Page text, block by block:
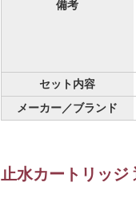
備考
セット内容
メーカー／ブランド
止水カートリッジ